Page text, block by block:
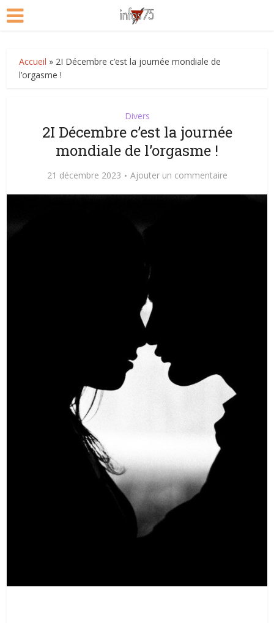
Accueil » 2I Décembre c’est la journée mondiale de
l’orgasme !
Divers
2I Décembre c’est la journée
mondiale de l’orgasme !
21 décembre 2023 Ajouter un commentaire